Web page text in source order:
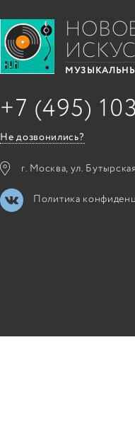
+7 (495)
Не дозвонились?
г. Москва, ул.
Политика